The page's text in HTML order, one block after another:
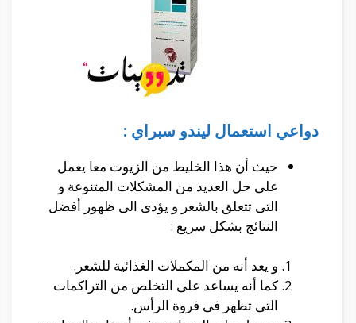
دواعي استعمال ليندو سبراي :
حيث أن هذا الخليط من الزيوت معا يعمل
على حل العديد من المشكلات المتنوعة و
التى تتعلق بالشعر و يؤدى الى ظهور أفضل
النتائج بشكل سريع :
و يعد أنه من المكملات الغذائية للشعر.
كما أنه يساعد على التخلص من التراكمات
التى تظهر فى فروة الرأس.